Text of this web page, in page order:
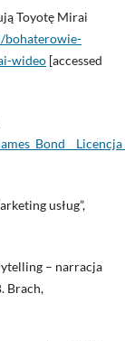
Toyotę Mirai
bohaterowie-
wideo[accessed
usług”,
– narracja
Brach,